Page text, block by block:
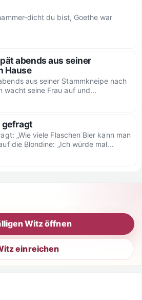
dicht du bist, Goethe war
abends aus seiner
Hause
aus seiner Stammkneipe nach
wacht seine Frau auf und...
gefragt
„Wie viele Flaschen Bier kann man
die Blondine: „Ich würde mal...
Witz öffnen
einreichen